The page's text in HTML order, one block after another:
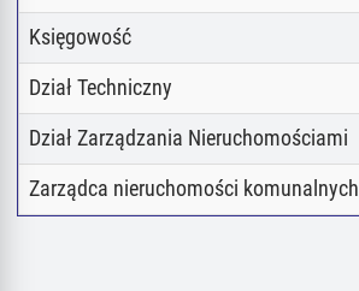
Księgowość
Dział Techniczny
Dział Zarządzania Nieruchomościami
Zarządca nieruchomości komunalnych